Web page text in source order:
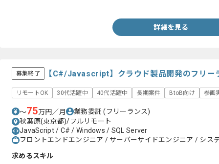
詳細を見る
募集終了 【C#/Javascript】クラウド製品開発のフリー
リモートOK 30代活躍中 40代活躍中 長期案件 BtoB向け 参画
〜75万円／月 業務委託(フリーランス)
秋葉原(東京都)/フルリモート
JavaScript / C# / Windows / SQL Server
フロントエンドエンジニア / サーバーサイドエンジニア / シス
求めるスキル